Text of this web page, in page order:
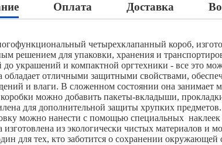
Оплата Доставка
четырехклапанный короб,
решением для упаковки, хранения и
до украшений и компактной оргтехники - все это
обладает отличными защитными свойствами,
и влаги. В сложенном состоянии она занимает
можно добавить пакеты-вкладыши,
для дополнительной защиты хрупких
можно нанести с помощью специальных наклеек
изготовлена из экологически чистых материалов и
для тех, кто заботится о сохранении окружающей